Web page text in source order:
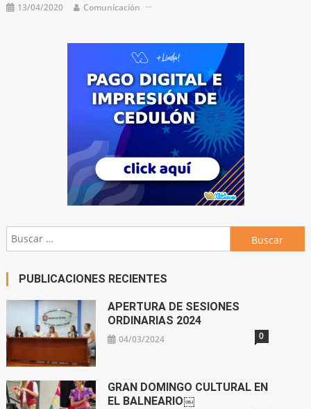
13/04/2020 Comunicación
Buscar:
PUBLICACIONES RECIENTES
APERTURA DE SESIONES
ORDINARIAS 2024
04/03/2024 0
GRAN DOMINGO CULTURAL EN
EL BALNEARIO￼